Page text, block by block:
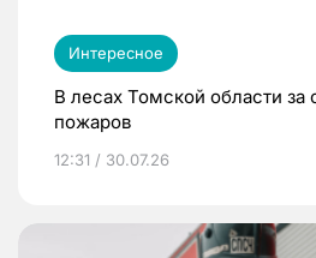
Интересное
В лесах Томской области за
пожаров
12:31 / 30.07.26